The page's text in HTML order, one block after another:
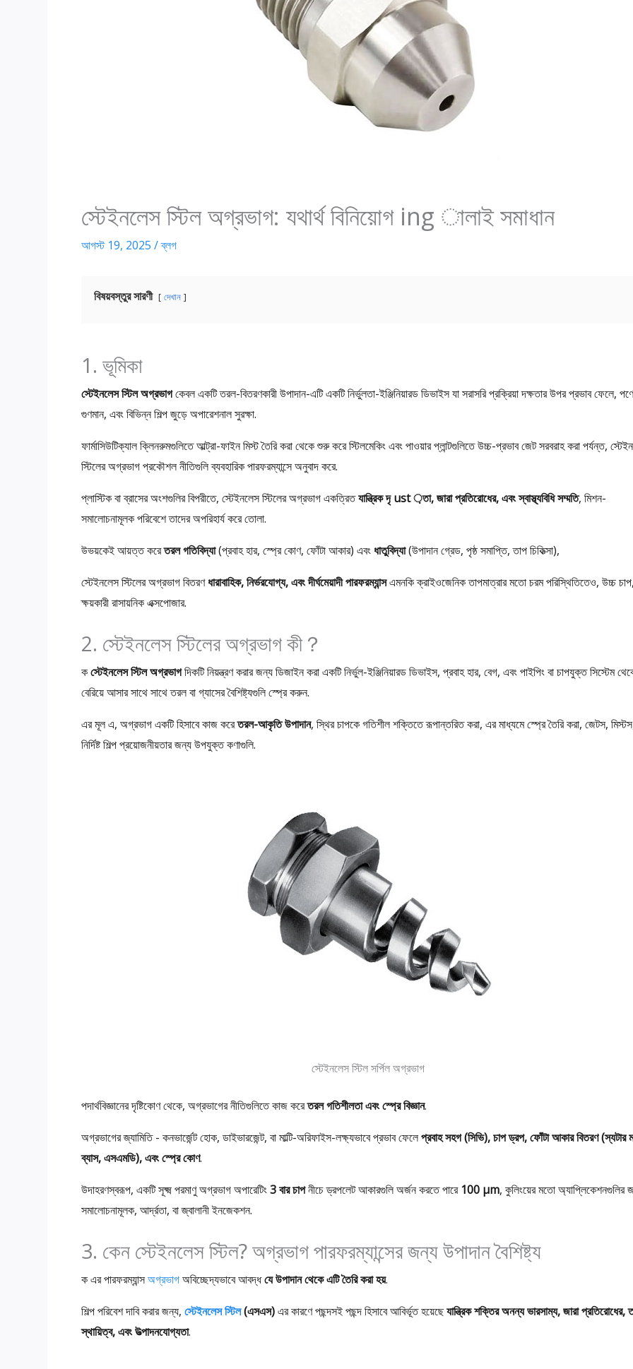
স্টেইনলেস স্টিল অগ্রভাগ: যথার্থ বিনিয়োগ ing ালাই সমাধান
আগস্ট 19, 2025 /ব্লগ
বিষয়বস্তুর সারণী দেখান
1. ভূমিকা
স্টেইনলেস স্টিল অগ্রভাগকেবল একটি তরল-বিতরণকারী উপাদান-এটি একটি নির্ভুলতা-ইঞ্জিনিয়ারড ডিভাইস যা সরাসরি প্রক্রিয়া দক্ষতার উপর প্রভাব ফেলে,
গুণমান, এবং বিভিন্ন শিল্প জুড়ে অপারেশনাল সুরক্ষা.
ফার্মাসিউটিক্যাল ক্লিনরুমগুলিতে আল্ট্রা-ফাইন মিস্ট তৈরি করা থেকে শুরু করে স্টিলমেকিং এবং পাওয়ার প্লান্টগুলিতে উচ্চ-প্রভাব জেট সরবরাহ করা পর্যন্ত,
স্টিলের অগ্রভাগ প্রকৌশল নীতিগুলি ব্যবহারিক পারফরম্যান্সে অনুবাদ করে.
প্লাস্টিক বা ব্রাসের অংশগুলির বিপরীতে, স্টেইনলেস স্টিলের অগ্রভাগ একত্রিতযান্ত্রিক দৃ ust ়তা, জারা প্রতিরোধের, এবং স্বাস্থ্যবিধি সম্মতি, মিশন-
সমালোচনামূলক পরিবেশে তাদের অপরিহার্য করে তোলা.
উভয়কেই আয়ত্ত করেতরল গতিবিদ্যা(প্রবাহ হার, স্প্রে কোণ, ফোঁটা আকার) এবং ধাতুবিদ্যা(উপাদান গ্রেড, পৃষ্ঠ সমাপ্তি, তাপ চিকিত্সা),
স্টেইনলেস স্টিলের অগ্রভাগ বিতরণধারাবাহিক, নির্ভরযোগ্য, এবং দীর্ঘমেয়াদী পারফরম্যান্সএমনকি ক্রাইওজেনিক তাপমাত্রার মতো চরম পরিস্থিতিতেও, উচ্চ
ক্ষয়কারী রাসায়নিক এক্সপোজার.
2. স্টেইনলেস স্টিলের অগ্রভাগ কী？
কস্টেইনলেস স্টিল অগ্রভাগদিকটি নিয়ন্ত্রণ করার জন্য ডিজাইন করা একটি নির্ভুল-ইঞ্জিনিয়ারড ডিভাইস, প্রবাহ হার, বেগ, এবং পাইপিং বা চাপযুক্ত সিস্টেম
বেরিয়ে আসার সাথে সাথে তরল বা গ্যাসের বৈশিষ্ট্যগুলি স্প্রে করুন.
এর মূল এ, অগ্রভাগ একটি হিসাবে কাজ করেতরল-আকৃতি উপাদান, স্থির চাপকে গতিশীল শক্তিতে রূপান্তরিত করা, এর মাধ্যমে স্প্রে তৈরি করা, জেটস,
নির্দিষ্ট শিল্প প্রয়োজনীয়তার জন্য উপযুক্ত কণাগুলি.
স্টেইনলেস স্টিল সর্পিল অগ্রভাগ
পদার্থবিজ্ঞানের দৃষ্টিকোণ থেকে, অগ্রভাগের নীতিগুলিতে কাজ করেতরল গতিশীলতা এবং স্প্রে বিজ্ঞান.
অগ্রভাগের জ্যামিতি - কনভার্জেন্ট হোক, ডাইভারজেন্ট, বা মাল্টি-অরিফাইস-লক্ষ্যভাবে প্রভাব ফেলেপ্রবাহ সহগ (সিভি), চাপ ড্রপ, ফোঁটা আকার বিতরণ (স্যটার
ব্যাস, এসএমডি), এবং স্প্রে কোণ.
উদাহরণস্বরূপ, একটি সূক্ষ্ম পরমাণু অগ্রভাগ অপারেটিং3 বার চাপনীচে ড্রপলেট আকারগুলি অর্জন করতে পারে 100 μm, কুলিংয়ের মতো অ্যাপ্লিকেশনগুলির
সমালোচনামূলক, আর্দ্রতা, বা জ্বালানী ইনজেকশন.
3. কেন স্টেইনলেস স্টিল? অগ্রভাগ পারফরম্যান্সের জন্য উপাদান বৈশিষ্ট্য
ক এর পারফরম্যান্সঅগ্রভাগঅবিচ্ছেদ্যভাবে আবদ্ধযে উপাদান থেকে এটি তৈরি করা হয়.
শিল্প পরিবেশ দাবি করার জন্য, স্টেইনলেস স্টিল(এসএস)এর কারণে পছন্দসই পছন্দ হিসাবে আবির্ভূত হয়েছেযান্ত্রিক শক্তির অনন্য ভারসাম্য, জারা প্রতিরোধের,
স্থায়িত্ব, এবং উত্পাদনযোগ্যতা.